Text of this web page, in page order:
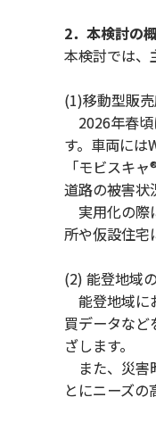
2．本検討の
本検討では、
(1)移動型販
2026年春頃
す。車両に
「モビスキャ
道路の被害状
実用化の際
所や仮設住宅
(2) 能登地域
能登地域に
買データなど
ざします。
また、災害
とにニーズの